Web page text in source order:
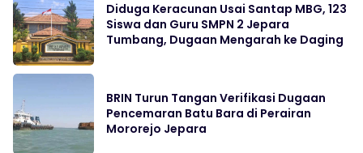
Diduga Keracunan Usai Santap MBG, 123
Siswa dan Guru SMPN 2 Jepara
Tumbang, Dugaan Mengarah ke Daging
BRIN Turun Tangan Verifikasi Dugaan
Pencemaran Batu Bara di Perairan
Mororejo Jepara